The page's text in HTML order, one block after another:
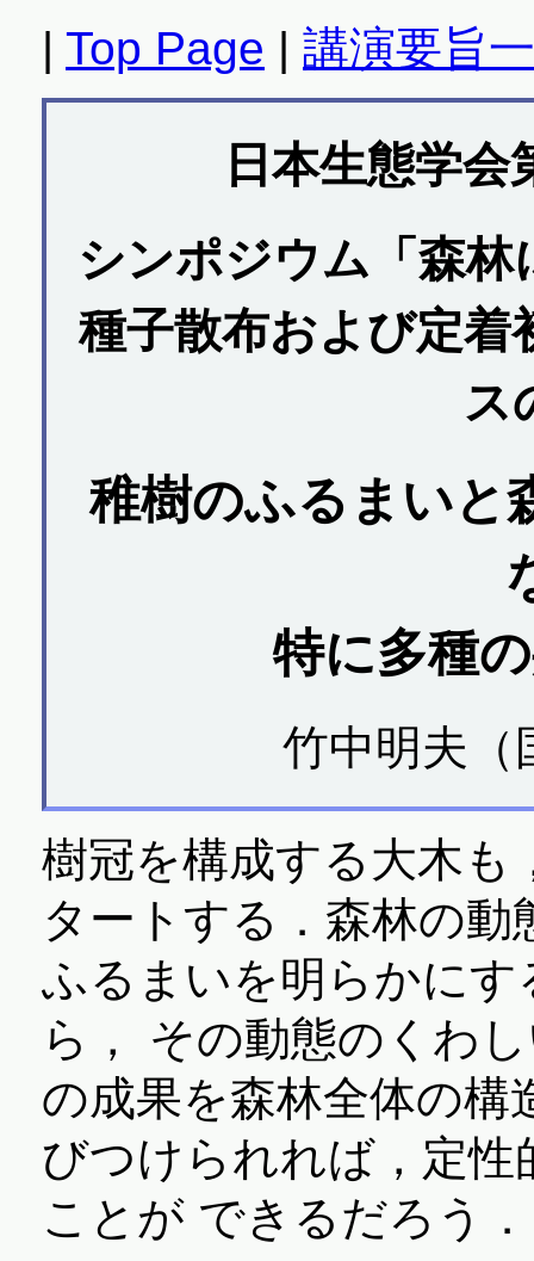
| Top Page | 講演要旨
日本生態学会
シンポジウム「森
種子散布および定着
ス
稚樹のふるまいと
特に多種
竹中明夫（
樹冠を構成する大木も
タートする．森林の
ふるまいを明らかに
ら， その動態のくわ
の成果を森林全体の構
びつけられれば，定
ことが できるだろう．